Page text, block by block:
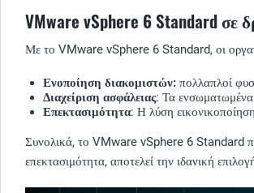
VMware vSphere 6 Standard σε
Με το VMware vSphere 6 Standard, οι
Ενοποίηση διακομιστών: πολλαπλοί
Διαχείριση ασφάλειας: Τα ενσωματωμένα
Επεκτασιμότητα: Η λύση
Συνολικά, το VMware vSphere 6 Standard
επεκτασιμότητα, αποτελεί την ιδανική